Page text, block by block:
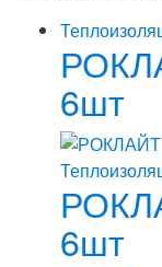
6шт
6шт